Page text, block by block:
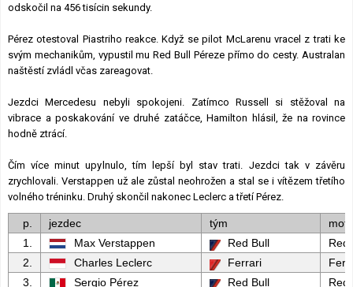
odskočil na 456 tisícin sekundy.
Pérez otestoval Piastriho reakce. Když se pilot McLarenu vracel z trati ke
svým mechanikům, vypustil mu Red Bull Péreze přímo do cesty. Australan
naštěstí zvládl včas zareagovat.
Jezdci Mercedesu nebyli spokojeni. Zatímco Russell si stěžoval na
vibrace a poskakování ve druhé zatáčce, Hamilton hlásil, že na rovince
hodně ztrácí.
Čím více minut upylnulo, tím lepší byl stav trati. Jezdci tak v závěru
zrychlovali. Verstappen už ale zůstal neohrožen a stal se i vítězem třetího
volného tréninku. Druhý skončil nakonec Leclerc a třetí Pérez.
p. jezdec tým
1.
Max Verstappen Red Bull
Red
2.
Charles Leclerc Ferrari
3.
Sergio Pérez Red Bull Red